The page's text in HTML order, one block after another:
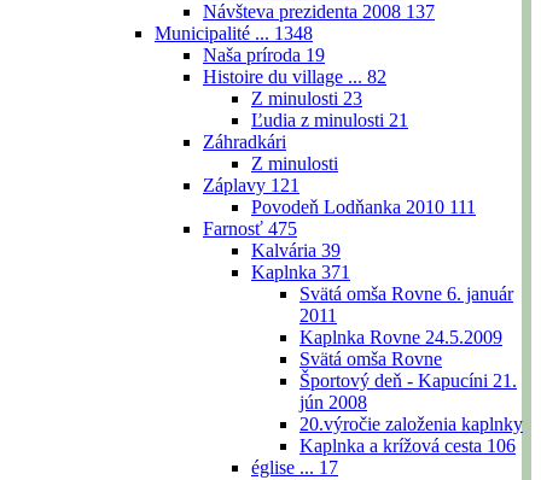
Návšteva prezidenta 2008 137
Municipalité ... 1348
Naša príroda 19
Histoire du village ... 82
Z minulosti 23
Ľudia z minulosti 21
Záhradkári
Z minulosti
Záplavy 121
Povodeň Lodňanka 2010 111
Farnosť 475
Kalvária 39
Kaplnka 371
Svätá omša Rovne 6. január
2011
Kaplnka Rovne 24.5.2009
Svätá omša Rovne
Športový deň - Kapucíni 21.
jún 2008
20.výročie založenia kaplnky
Kaplnka a krížová cesta 106
église ... 17